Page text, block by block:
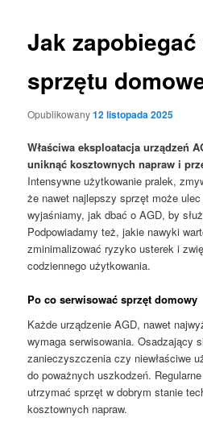
Jak
sprzętu
Opublikowany12 listopada 2025
Właściwa eksploatacja urządzeń
uniknąć kosztownych napraw i
Intensywne użytkowanie pralek,
że nawet najlepszy sprzęt może
wyjaśniamy, jak dbać o AGD, by
Podpowiadamy też, jakie nawyki
zminimalizować ryzyko usterek i
codziennego użytkowania.
Po co serwisować sprzęt domowy
Każde urządzenie AGD, nawet
wymaga serwisowania. Osadzający
zanieczyszczenia czy niewłaściwe
do poważnych uszkodzeń.
utrzymać sprzęt w dobrym stanie
kosztownych napraw.